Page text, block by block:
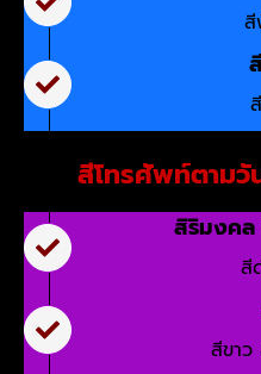
สี
สีโทรศัพท์ตามวั
สิริมงคล
สี
สีขา